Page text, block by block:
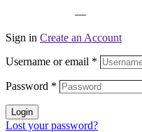
—
Sign in Create an Account
Username or email *
Password *
Login
Lost your password?